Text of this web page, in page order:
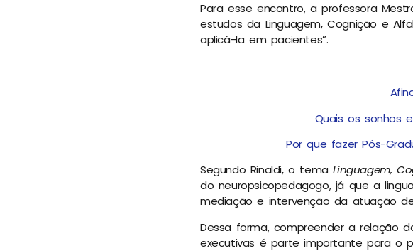
Para esse encontro, a professora
estudos da Linguagem, Cognição e
aplicá-la em pacientes”.
Quais os sonhos
Por que fazer Pós-
Segundo Rinaldi, o temaLinguagem,
do neuropsicopedagogo, já que a
mediação e intervenção da atuação
Dessa forma, compreender a relação
executivas é parte importante para o